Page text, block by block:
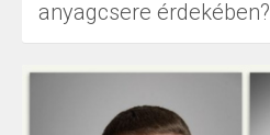
anyagcsere érdekében?